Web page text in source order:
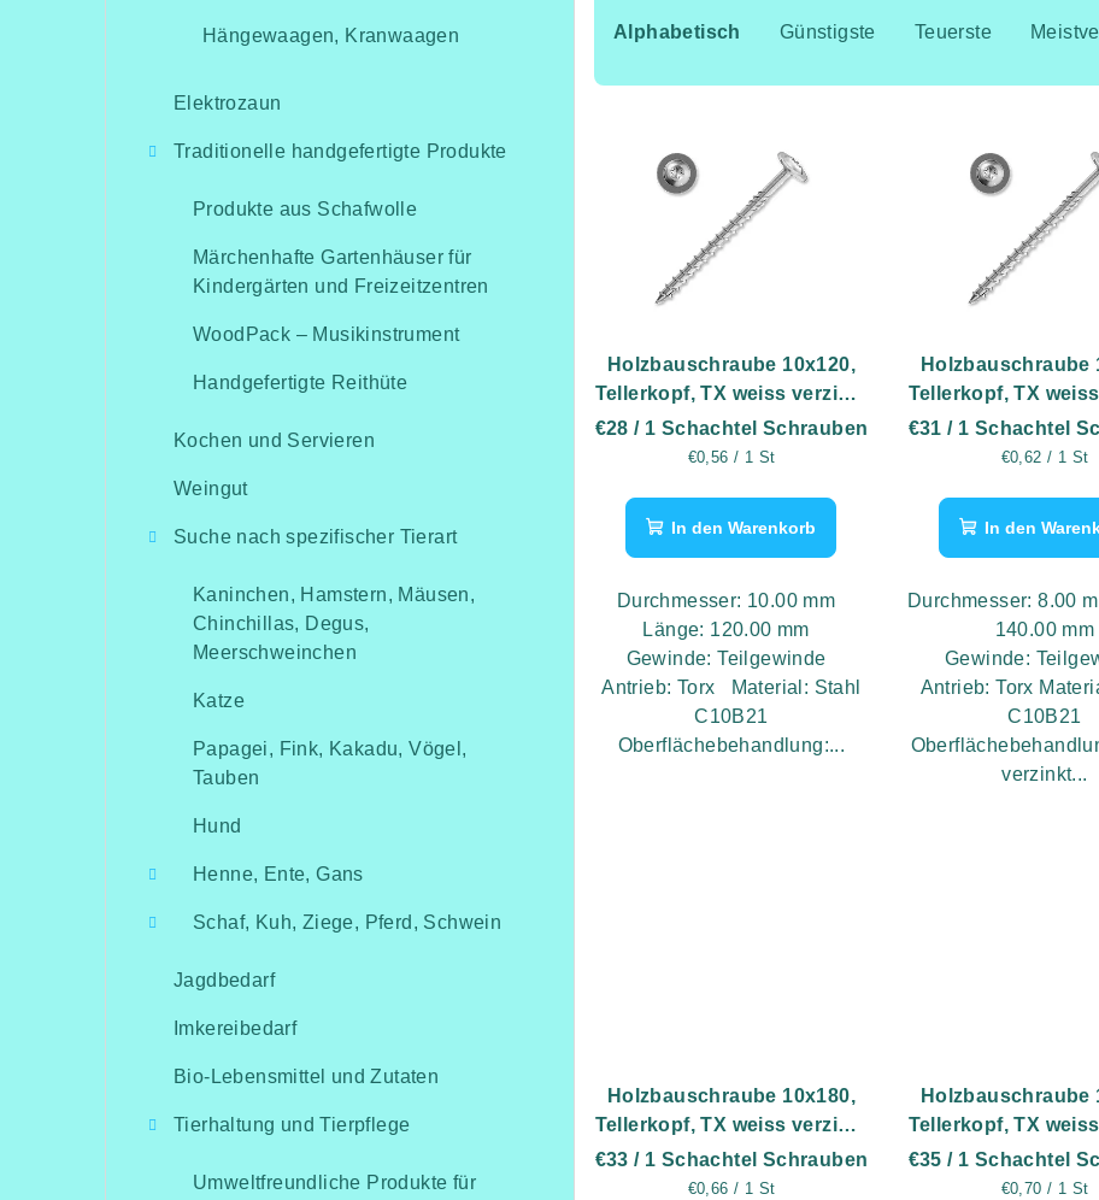
Hängewaagen, Kranwaagen
Elektrozaun
Traditionelle handgefertigte Produkte
Produkte aus Schafwolle
Märchenhafte Gartenhäuser für
Kindergärten und Freizeitzentren
WoodPack – Musikinstrument
Handgefertigte Reithüte
Kochen und Servieren
Weingut
Suche nach spezifischer Tierart
Kaninchen, Hamstern, Mäusen,
Chinchillas, Degus,
Meerschweinchen
Katze
Papagei, Fink, Kakadu, Vögel,
Tauben
Hund
Henne, Ente, Gans
Schaf, Kuh, Ziege, Pferd, Schwein
Jagdbedarf
Imkereibedarf
Bio-Lebensmittel und Zutaten
Tierhaltung und Tierpflege
Umweltfreundliche Produkte für
o
o
r
n
g
Alphabetisch Günstigste Teuerste
d
e
r
o
u
Holzbauschraube 10x120,
Tellerkopf, TX weiss verzinkt
- 50 Stk
€28/ 1 Schachtel Schrauben
Verkaufspreis:
€0,56 / 1 St
In den Warenkorb
Durchmesser: 10.00 mm
Länge: 120.00 mm
Gewinde: Teilgewinde
Antrieb: Torx Material: Stahl
C10B21
Oberflächebehandlung:...
Holzbauschraube
Tellerkopf, TX
- 50 Stk
€31/ 1 Schachtel
Verkaufspreis:
€0,62 / 1 St
In den
Durchmesser: 8.00
140.00 mm
Gewinde:
Antrieb: Torx
C10B21
verzinkt...
Holzbauschraube 10x180,
Tellerkopf, TX weiss verzinkt
- 50 Stk
€33/ 1 Schachtel Schrauben
Verkaufspreis:
€0,66 / 1 St
Holzbauschraube
Tellerkopf, TX
- 50 Stk
€35/ 1 Schachtel
Verkaufspreis:
€0,70 / 1 St